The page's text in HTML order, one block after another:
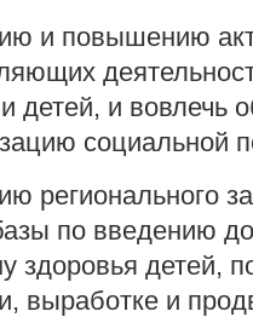
и повышению
детей, и вовлечь
социальной
регионального
по введению
здоровья детей,
выработке и